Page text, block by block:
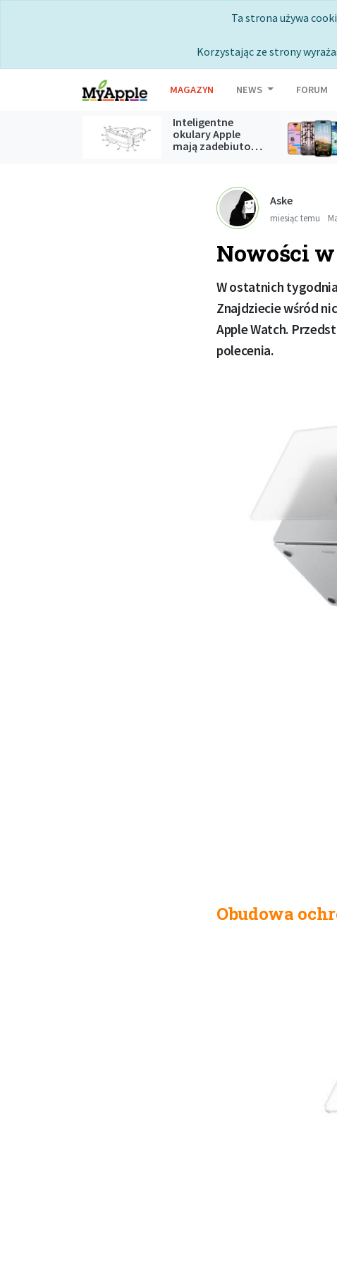
Ta strona używa
Korzystając ze strony
MAGAZYN NEWS FORUM
Inteligentne
okulary Apple
mają zadebiutować podczas
WWDC 2027
Aske
miesiąc temu
Nowości
W ostatnich
Znajdziecie wśród
Apple Watch.
polecenia.
Obudowa